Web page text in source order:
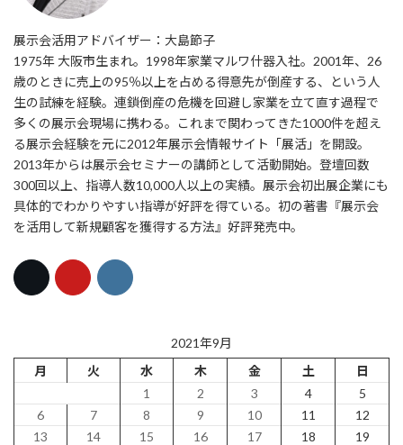
展示会活用アドバイザー：大島節子
1975年 大阪市生まれ。1998年家業マルワ什器入社。2001年、26
歳のときに売上の95％以上を占める得意先が倒産する、という人
生の試練を経験。連鎖倒産の危機を回避し家業を立て直す過程で
多くの展示会現場に携わる。これまで関わってきた1000件を超え
る展示会経験を元に2012年展示会情報サイト「展活」を開設。
2013年からは展示会セミナーの講師として活動開始。登壇回数
300回以上、指導人数10,000人以上の実績。展示会初出展企業にも
具体的でわかりやすい指導が好評を得ている。初の著書『展示会
を活用して新規顧客を獲得する方法』好評発売中。
2021年9月
月
火 水 木 金 土
日
1
2 3 4
5
6
7 8 9 10 11
12
13
14 15 16 17 18
19